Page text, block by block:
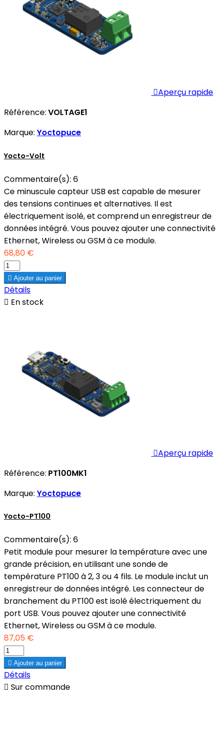
Aperçu rapide
Référence: VOLTAGE1
Marque: Yoctopuce
Yocto-Volt
Commentaire(s): 6
Ce minuscule capteur USB est capable de mesurer
des tensions continues et alternatives. Il est
électriquement isolé, et comprend un enregistreur de
données intégré. Vous pouvez ajouter une connectivité
Ethernet, Wireless ou GSM à ce module.
68,80 €
 Ajouter au panier
Détails
 En stock
Aperçu rapide
Référence: PT100MK1
Marque: Yoctopuce
Yocto-PT100
Commentaire(s): 6
Petit module pour mesurer la température avec une
grande précision, en utilisant une sonde de
température PT100 à 2, 3 ou 4 fils. Le module inclut un
enregistreur de données intégré. Les connecteur de
branchement du PT100 est isolé électriquement du
port USB. Vous pouvez ajouter une connectivité
Ethernet, Wireless ou GSM à ce module.
87,05 €
 Ajouter au panier
Détails
 Sur commande